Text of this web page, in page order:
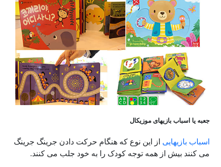
جعبه یا اسباب بازیهای موزیکال
اسباب بازیهایی از این نوع که هنگام حرکت دادن جرینگ جرینگ
می کنند بیش از همه توجه کودک را به خود جلب می کنند.